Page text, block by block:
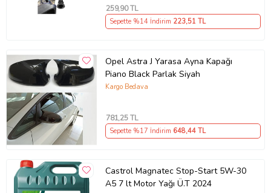
259,90 TL
Sepette %14 İndirim 223,51 TL
Opel Astra J Yarasa Ayna Kapağı
Piano Black Parlak Siyah
Kargo Bedava
781,25 TL
Sepette %17 İndirim 648,44 TL
Castrol Magnatec Stop-Start 5W-30
A5 7 lt Motor Yağı Ü.T 2024